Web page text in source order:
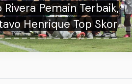
Pemain Terbaik,
Henrique Top Skor